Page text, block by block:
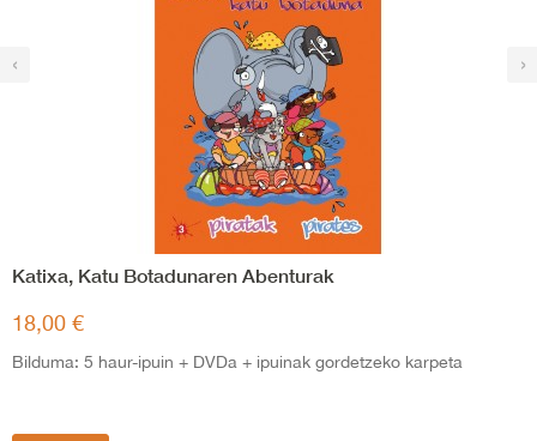
‹ ›
Katixa, Katu Botadunaren Abenturak
18,00 €
Bilduma: 5 haur-ipuin + DVDa + ipuinak gordetzeko karpeta